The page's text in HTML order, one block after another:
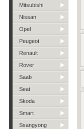
Mitsubishi
Nissan
Opel
Peugeot
Renault
Rover
Saab
Seat
Skoda
Smart
Ssangyong